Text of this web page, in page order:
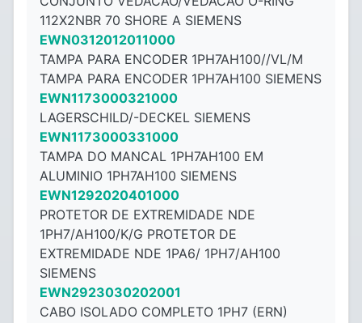
112X2NBR 70 SHORE A SIEMENS
EWN0312012011000
TAMPA PARA ENCODER 1PH7AH100//VL/M
TAMPA PARA ENCODER 1PH7AH100 SIEMENS
EWN1173000321000
LAGERSCHILD/-DECKEL SIEMENS
EWN1173000331000
TAMPA DO MANCAL 1PH7AH100 EM
ALUMINIO 1PH7AH100 SIEMENS
EWN1292020401000
PROTETOR DE EXTREMIDADE NDE
1PH7/AH100/K/G PROTETOR DE
EXTREMIDADE NDE 1PA6/ 1PH7/AH100
SIEMENS
EWN2923030202001
CABO ISOLADO COMPLETO 1PH7 (ERN)